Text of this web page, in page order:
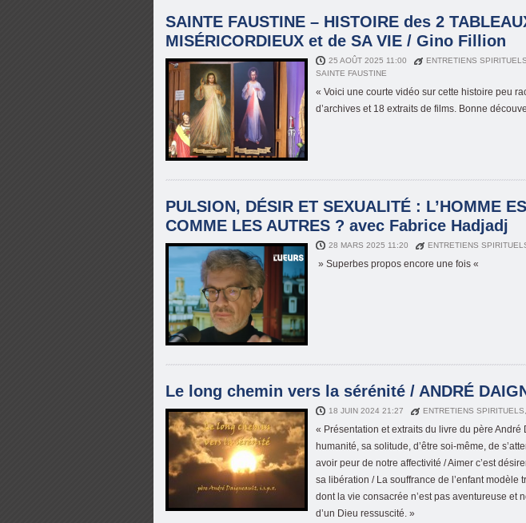
SAINTE FAUSTINE – HISTOIRE des 2
MISÉRICORDIEUX et de SA VIE / Gino Fillion
25 AOÛT 2025 11:00 ENTRETIENS SPIRITUELS
SAINTE FAUSTINE
« Voici une courte vidéo sur cette histoire peu
d’archives et 18 extraits de films. Bonne
PULSION, DÉSIR ET SEXUALITÉ : L’HOMME
COMME LES AUTRES ? avec Fabrice Hadjadj
28 MARS 2025 11:20 ENTRETIENS
» Superbes propos encore une fois «
Le long chemin vers la sérénité / ANDRÉ
18 JUIN 2024 21:27 ENTRETIENS SPIRITUELS
« Présentation et extraits du livre du père André
humanité, sa solitude, d’être soi-même, de
avoir peur de notre affectivité / Aimer c’est
sa libération / La souffrance de l’enfant modèle
dont la vie consacrée n’est pas aventureuse et
d’un Dieu ressuscité. »